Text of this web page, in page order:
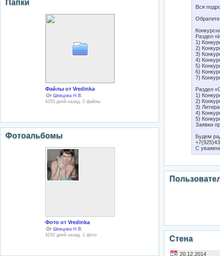
Папки
Файлы от Vredinka
От
Шевцова Н.В.
4250 дней назад, 2 файлы
Фотоальбомы
Фото от Vredinka
От
Шевцова Н.В.
4250 дней назад, 1 фото
Вся
Раздел
1)
2)
3)
4)
5)
6)
7)
Раздел
1)
2)
3)
4)
5)
Заявки
Будем
С
Стена
20.12.2014